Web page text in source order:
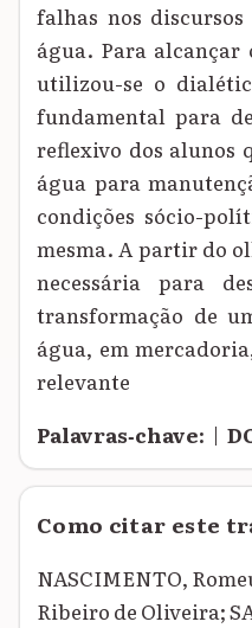
falhas nos
água. Para alcançar
utilizou-se o
fundamental para
reflexivo dos alunos
água para
condições sócio-
mesma. A partir do
necessária para
transformação de
água, em
relevante
Palavras‑chave: |
Como citar este
NASCIMENTO,
Ribeiro de Oliveira;